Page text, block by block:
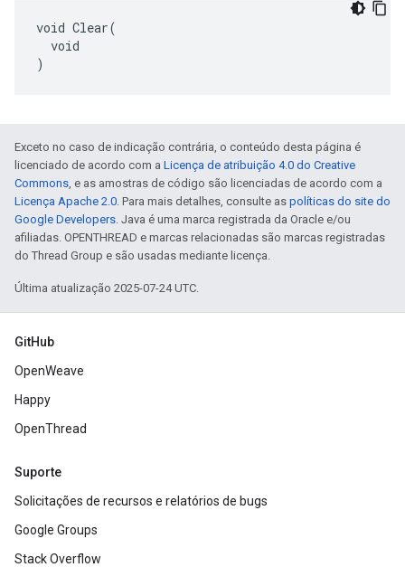
void Clear(
  void
)
Exceto no caso de indicação contrária, o conteúdo desta página é
licenciado de acordo com a Licença de atribuição 4.0 do Creative
Commons, e as amostras de código são licenciadas de acordo com a
Licença Apache 2.0. Para mais detalhes, consulte as políticas do site do
Google Developers. Java é uma marca registrada da Oracle e/ou
afiliadas. OPENTHREAD e marcas relacionadas são marcas registradas
do Thread Group e são usadas mediante licença.
Última atualização 2025-07-24 UTC.
GitHub
OpenWeave
Happy
OpenThread
Suporte
Solicitações de recursos e relatórios de bugs
Google Groups
Stack Overflow